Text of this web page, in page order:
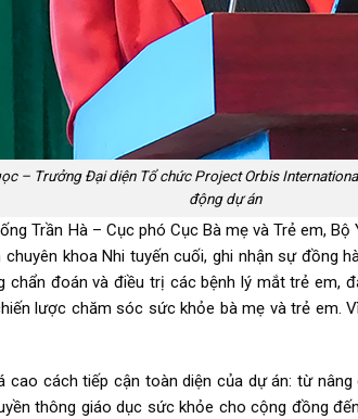
– Trưởng Đại diện Tổ chức Project Orbis
động dự án
Trần Hà – Cục phó Cục Bà mẹ và Trẻ em,
khoa Nhi tuyến cuối, ghi nhận sự đồng
chẩn đoán và điều trị các bệnh lý mắt trẻ em,
lược chăm sóc sức khỏe bà mẹ và trẻ em.
cao cách tiếp cận toàn diện của dự án: từ
thông giáo dục sức khỏe cho cộng đồng